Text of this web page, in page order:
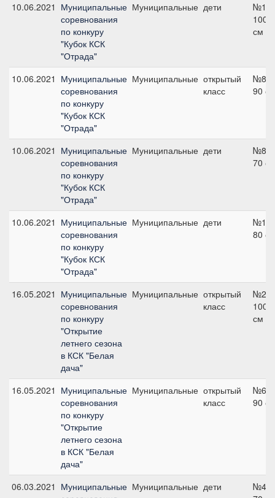
10.06.2021 Муниципальные
соревнования
по конкуру
"Кубок КСК
"Отрада"
Муниципальные дети
№14,
100
см
10.06.2021 Муниципальные
соревнования
по конкуру
"Кубок КСК
"Отрада"
Муниципальные открытый
класс
№8,
90 см
10.06.2021 Муниципальные
соревнования
по конкуру
"Кубок КСК
"Отрада"
Муниципальные дети
№8,
70 см
10.06.2021 Муниципальные
соревнования
по конкуру
"Кубок КСК
"Отрада"
Муниципальные дети
№11,
80 см
16.05.2021 Муниципальные
соревнования
по конкуру
"Открытие
летнего сезона
в КСК "Белая
дача"
Муниципальные открытый
класс
№2,
100
см
16.05.2021 Муниципальные
соревнования
по конкуру
"Открытие
летнего сезона
в КСК "Белая
дача"
Муниципальные открытый
класс
№6,
90 см
06.03.2021 Муниципальные Муниципальные дети
№4,